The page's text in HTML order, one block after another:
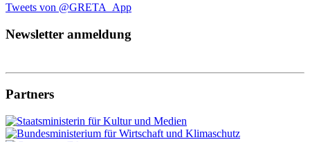
Tweets von @GRETA_App
Newsletter anmeldung
Partners